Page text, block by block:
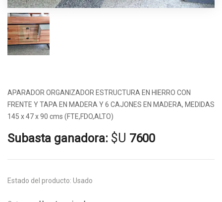
APARADOR ORGANIZADOR ESTRUCTURA EN HIERRO CON
FRENTE Y TAPA EN MADERA Y 6 CAJONES EN MADERA, MEDIDAS
145 x 47 x 90 cms (FTE,FDO,ALTO)
Subasta ganadora: $U 7600
Estado del producto: Usado